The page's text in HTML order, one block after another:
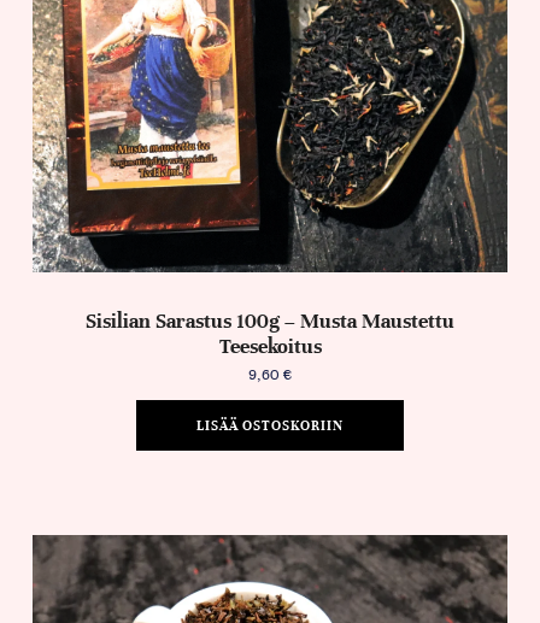
Sisilian Sarastus 100g – Musta Maustettu
Teesekoitus
9,60 €
LISÄÄ OSTOSKORIIN